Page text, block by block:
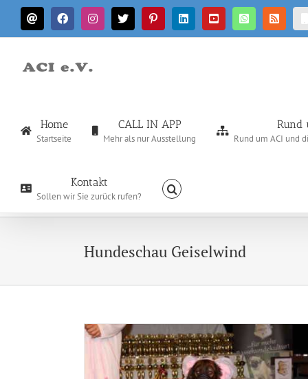
Zum
InhaltE-
Mail
FacebookInstagram
X PinterestLinkedInYouTubeWhatsApp
Rss
Home
Startseite
CALL IN APP
Mehr als nur Ausstellung
Rund
Rund um ACI und
Kontakt
Sollen wir Sie zurück rufen?
Hundeschau Geiselwind